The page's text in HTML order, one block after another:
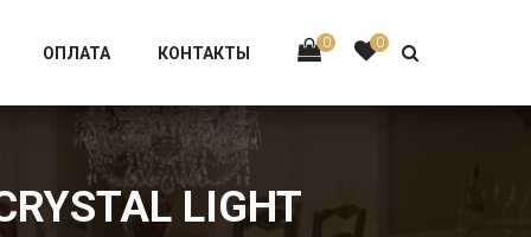
0 0
ОПЛАТА КОНТАКТЫ
LIGHT